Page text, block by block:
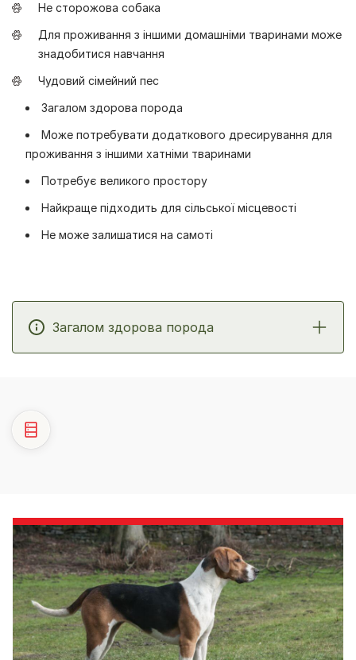
Не сторожова собака
Для проживання з іншими домашніми тваринами може
знадобитися навчання
Чудовий сімейний пес
Загалом здорова порода
Може потребувати додаткового дресирування для
проживання з іншими хатніми тваринами
Потребує великого простору
Найкраще підходить для сільської місцевості
Не може залишатися на самоті
Загалом здорова порода